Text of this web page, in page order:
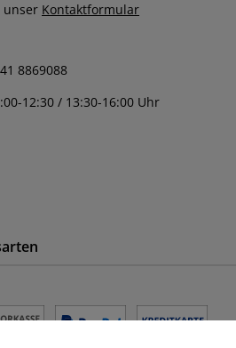
unser Kontaktformular
8869088
12:30 / 13:30-16:00 Uhr